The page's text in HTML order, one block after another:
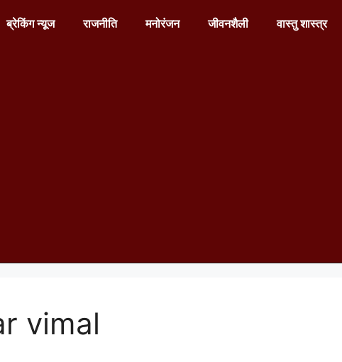
ब्रेकिंग न्यूज राजनीति मनोरंजन जीवनशैली वास्तु शास्त्र
vimal